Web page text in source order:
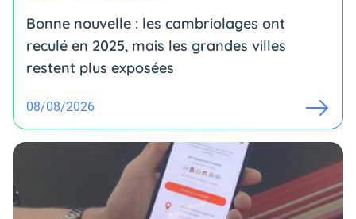
Bonne nouvelle : les cambriolages ont
reculé en 2025, mais les grandes villes
restent plus exposées
08/08/2026